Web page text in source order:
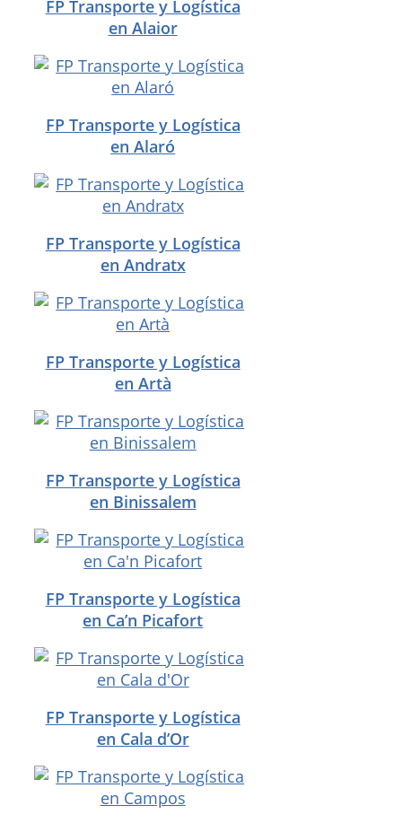
FP Transporte y Logística
en Alaior
FP Transporte y Logística
en Alaró
FP Transporte y Logística
en Andratx
FP Transporte y Logística
en Artà
FP Transporte y Logística
en Binissalem
FP Transporte y Logística
en Ca’n Picafort
FP Transporte y Logística
en Cala d’Or